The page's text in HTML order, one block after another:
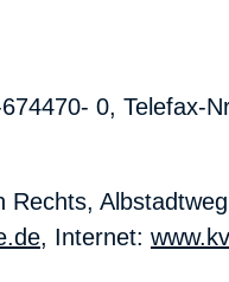
0, Telefax-
, Internet: